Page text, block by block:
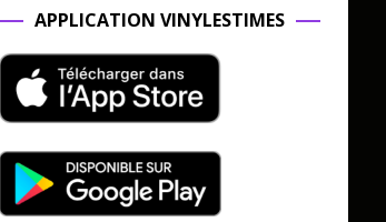
APPLICATION VINYLESTIMES